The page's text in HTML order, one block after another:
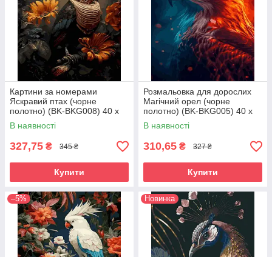
Картини за номерами
Яскравий птах (чорне
полотно) (BK-BKG008) 40 х
50 см
В наявності
327,75 ₴ 345 ₴
Купити
Розмальовка для дорослих
Магічний орел (чорне
полотно) (BK-BKG005) 40 х
50 см
В наявності
310,65 ₴ 327 ₴
Купити
–5% Новинка